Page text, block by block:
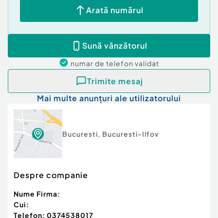
Bloc de apartamente
Posibilitate parcare: Da
Arată numărul
Sună vânzătorul
numar de telefon validat
Trimite mesaj
Mai multe anunțuri ale utilizatorului
Bucuresti, Bucuresti-Ilfov
Despre companie
Nume Firma:
Cui:
Telefon: 0374538017